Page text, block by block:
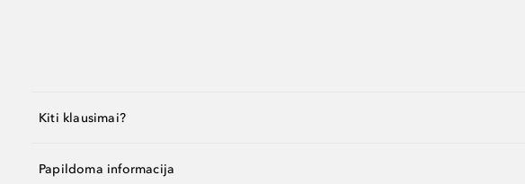
Kiti klausimai?
Papildoma informacija